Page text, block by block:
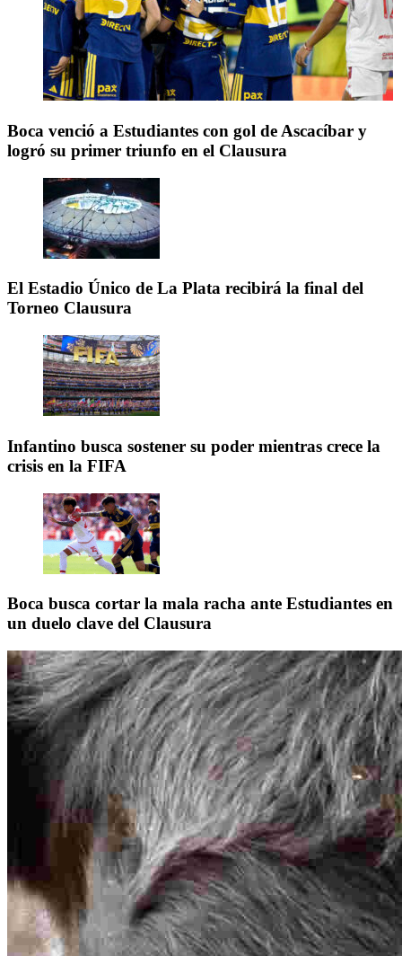
Boca venció a Estudiantes con gol de Ascacíbar y
logró su primer triunfo en el Clausura
El Estadio Único de La Plata recibirá la final del
Torneo Clausura
Infantino busca sostener su poder mientras crece la
crisis en la FIFA
Boca busca cortar la mala racha ante Estudiantes en
un duelo clave del Clausura